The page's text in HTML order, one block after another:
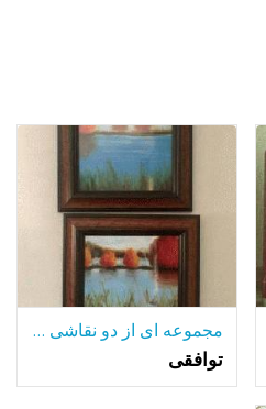
مجموعه ای از دو نقاشی رنگ و روغن قاب
توافقی